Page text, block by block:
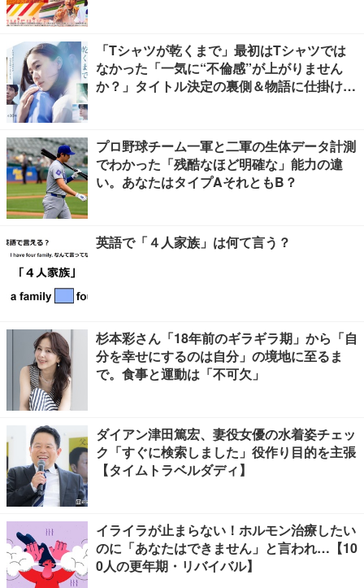
「Tシャツが乾くまで」最初はTシャツでは
なかった「一気に“不倫感”が上がりません
か？」タイトル決定の裏側＆物語に仕掛けた
プロ野球チーム一軍と二軍の生体データ計測
でわかった「残酷なほど明確な」能力の違
い。あなたはタイプAそれともB？
英語で「４人家族」は何て言う？
杉本彩さん「18年前のギラギラ期」から「自
分を幸せにするのは自分」の境地に至るま
で。食事と運動は「不可欠」
ダイアン津田篤宏、妻役女優の水着姿チェッ
ク「すぐに検索しました」役作り目的を主張
【タイムトラベルダディ】
イライラが止まらない！ホルモン治療したい
のに「あなたはできません」と言われ…【10
0人の更年期・リバイバル】